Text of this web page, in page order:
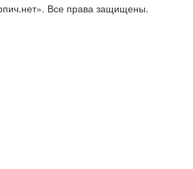
Все права защищены.